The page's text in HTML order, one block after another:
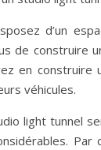
d’un
de construire
en construire
véhicules.
light tunnel
Par